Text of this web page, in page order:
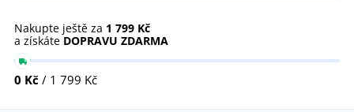
Nakupte ještě za 1 799 Kč
a získáte DOPRAVU ZDARMA
0 Kč / 1 799 Kč